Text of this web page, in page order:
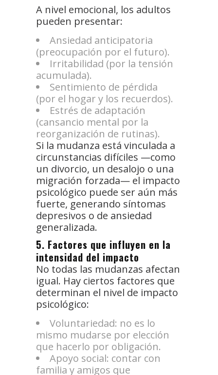
A nivel emocional, los adultos
pueden presentar:
Ansiedad anticipatoria
(preocupación por el futuro).
Irritabilidad (por la tensión
acumulada).
Sentimiento de pérdida
(por el hogar y los recuerdos).
Estrés de adaptación
(cansancio mental por la
reorganización de rutinas).
Si la mudanza está vinculada a
circunstancias difíciles —como
un divorcio, un desalojo o una
migración forzada— el impacto
psicológico puede ser aún más
fuerte, generando síntomas
depresivos o de ansiedad
generalizada.
5. Factores que influyen en la
intensidad del impacto
No todas las mudanzas afectan
igual. Hay ciertos factores que
determinan el nivel de impacto
psicológico:
Voluntariedad: no es lo
mismo mudarse por elección
que hacerlo por obligación.
Apoyo social: contar con
familia y amigos que